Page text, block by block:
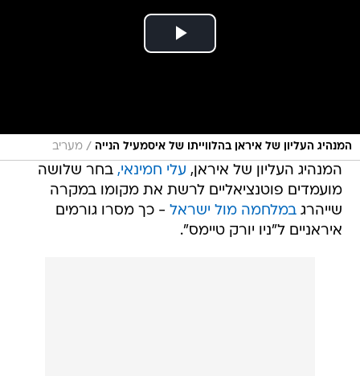
המנהיג העליון של איראן בהלווייתו של איסמעיל הנייה / מעריב
המנהיג העליון של איראן, עלי חמינאי, בחר שלושה
מועמדים פוטנציאליים לרשת את מקומו במקרה
שייהרגבמלחמה מול ישראל - כך מסרו גורמים
איראניים ל"ניו יורק טיימס".